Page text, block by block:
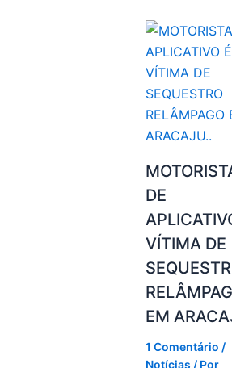
DE
VÍTIMA DE
EM
1 Comentário /
Notícias / Por